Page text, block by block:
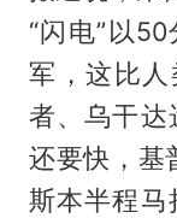
“闪电”以
军，这比
者、乌干达
还要快，基
斯本半程